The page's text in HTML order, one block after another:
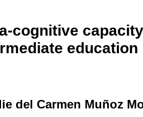
cognitive
education
del Carmen Muñoz